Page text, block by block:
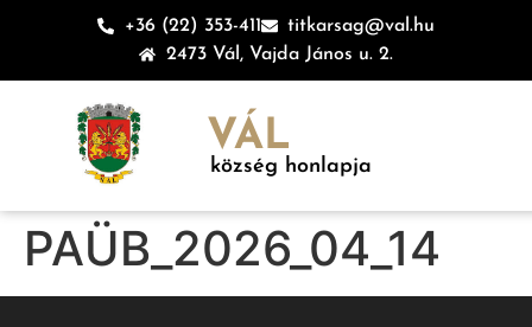
+36 (22) 353-411
titkarsag@val.hu
2473 Vál, Vajda János u. 2.
VÁL
község honlapja
PAÜB_2026_04_14